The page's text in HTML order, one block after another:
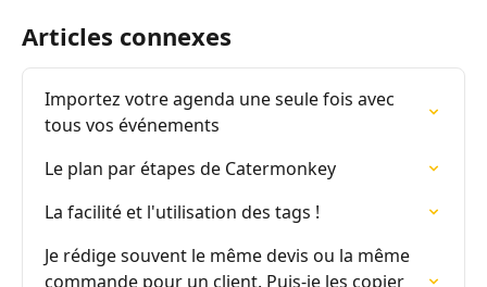
Articles connexes
Importez votre agenda une seule fois avec
tous vos événements
Le plan par étapes de Catermonkey
La facilité et l'utilisation des tags !
Je rédige souvent le même devis ou la même
commande pour un client. Puis-je les copier